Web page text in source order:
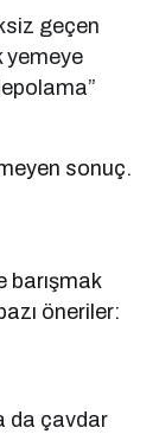
geçen
yemeye
sonuç.
barışmak
öneriler:
da çavdar